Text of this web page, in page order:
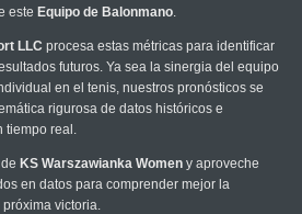
este Equipo de Balonmano.
LLC procesa estas métricas para identificar
futuros. Ya sea la sinergia del equipo
en el tenis, nuestros pronósticos se
rigurosa de datos históricos e
tiempo real.
KS Warszawianka Womeny aproveche
en datos para comprender mejor la
victoria.